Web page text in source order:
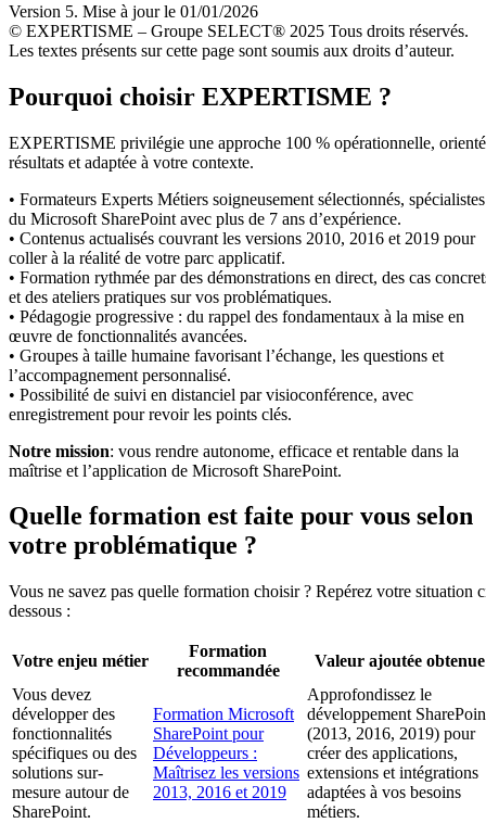
Version 5. Mise à jour le 01/01/2026
© EXPERTISME – Groupe SELECT® 2025 Tous droits réservés.
Les textes présents sur cette page sont soumis aux droits d’auteur.
Pourquoi choisir EXPERTISME ?
EXPERTISME privilégie une approche 100 % opérationnelle,
résultats et adaptée à votre contexte.
• Formateurs Experts Métiers soigneusement sélectionnés, spécialistes
du Microsoft SharePoint avec plus de 7 ans d’expérience.
• Contenus actualisés couvrant les versions 2010, 2016 et 2019 pour
coller à la réalité de votre parc applicatif.
• Formation rythmée par des démonstrations en direct, des cas
et des ateliers pratiques sur vos problématiques.
• Pédagogie progressive : du rappel des fondamentaux à la mise en
œuvre de fonctionnalités avancées.
• Groupes à taille humaine favorisant l’échange, les questions et
l’accompagnement personnalisé.
• Possibilité de suivi en distanciel par visioconférence, avec
enregistrement pour revoir les points clés.
Notre mission: vous rendre autonome, efficace et rentable dans la
maîtrise et l’application de Microsoft SharePoint.
Quelle formation est faite pour vous selon
votre problématique ?
Vous ne savez pas quelle formation choisir ? Repérez votre situation
dessous :
Votre enjeu métier
Formation
recommandée
Valeur ajoutée obtenue
Vous devez
développer des
fonctionnalités
spécifiques ou des
solutions sur-
mesure autour de
SharePoint.
Formation Microsoft
SharePoint pour
Développeurs :
Maîtrisez les versions
2013, 2016 et 2019
Approfondissez le
développement
(2013, 2016, 2019) pour
créer des applications,
extensions et intégrations
adaptées à vos besoins
métiers.